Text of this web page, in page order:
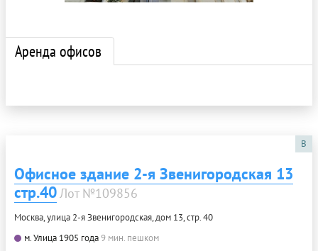
Аренда офисов
B
Офисное здание 2-я Звенигородская 13
стр.40Лот №109856
Москва, улица 2-я Звенигородская, дом 13, стр. 40
м. Улица 1905 года9 мин. пешком